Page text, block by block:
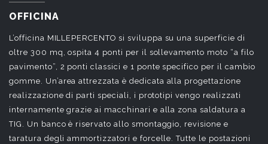
OFFICINA
L’officina MILLEPERCENTO si sviluppa su una superficie di
oltre 300 mq, ospita 4 ponti per il sollevamento moto “a filo
pavimento”, 2 ponti classici e 1 ponte specifico per il cambio
gomme. Un’area attrezzata è dedicata alla progettazione
realizzazione di parti speciali, i prototipi vengo realizzati
internamente grazie ai macchinari e alla zona saldatura a
TIG. Un banco è riservato allo smontaggio, revisione e
taratura degli ammortizzatori e forcelle. Tutte le postazioni